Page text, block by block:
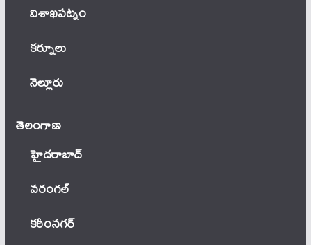
విశాఖపట్నం
కర్నూలు
నెల్లూరు
తెలంగాణ‌
హైదరాబాద్
వ‌రంగ‌ల్
కరీంనగర్